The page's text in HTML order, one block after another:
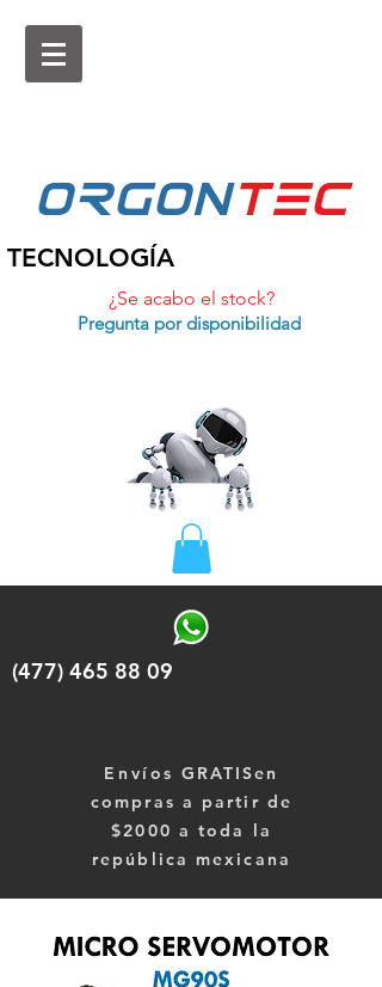
ORGONtEc
TECNOLOGÍA
¿Se acabo el stock?
Pregunta por disponibilidad
(477) 465 88 09
Envíos GRATISen
compras a partir de
$2000 a toda la
república mexicana